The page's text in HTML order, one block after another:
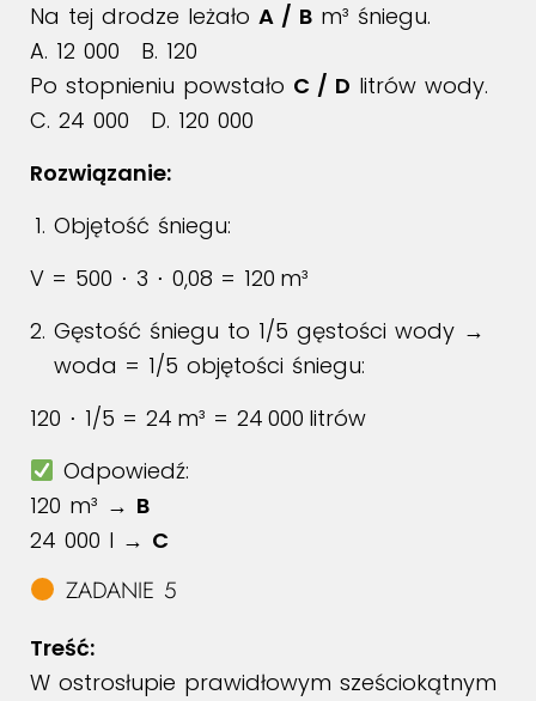
Na tej drodze leżało A / B m³ śniegu.
A. 12 000 B. 120
Po stopnieniu powstało C / D litrów wody.
C. 24 000 D. 120 000
Rozwiązanie:
Objętość śniegu:
V = 500 ⋅ 3 ⋅ 0,08 = 120 m³
Gęstość śniegu to 1/5 gęstości wody →
woda = 1/5 objętości śniegu:
120 ⋅ 1/5 = 24 m³ = 24 000 litrów
Odpowiedź:
120 m³ → B
24 000 l → C
ZADANIE 5
Treść:
W ostrosłupie prawidłowym sześciokątnym